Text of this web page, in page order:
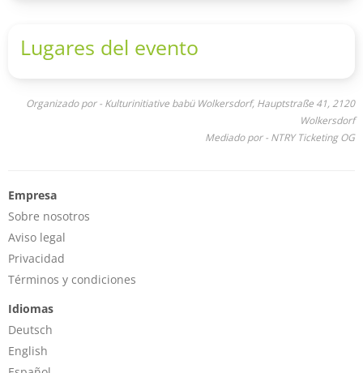
Lugares del evento
Organizado por - Kulturinitiative babü Wolkersdorf, Hauptstraße 41, 2120
Wolkersdorf
Mediado por - NTRY Ticketing OG
Empresa
Sobre nosotros
Aviso legal
Privacidad
Términos y condiciones
Idiomas
Deutsch
English